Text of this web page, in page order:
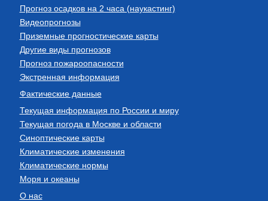
Прогноз осадков на 2 часа (наукастинг)
Видеопрогнозы
Приземные прогностические карты
Другие виды прогнозов
Прогноз пожароопасности
Экстренная информация
Фактические данные
Текущая информация по России и миру
Текущая погода в Москве и области
Синоптические карты
Климатические изменения
Климатические нормы
Моря и океаны
О нас